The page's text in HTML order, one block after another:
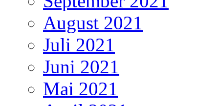
August 2021
Juli 2021
Juni 2021
Mai 2021